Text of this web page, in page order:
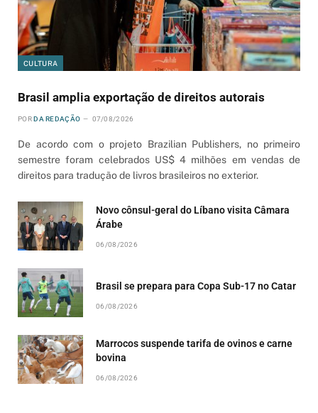
CULTURA
Brasil amplia exportação de direitos autorais
POR DA REDAÇÃO 07/08/2026
De acordo com o projeto Brazilian Publishers, no primeiro
semestre foram celebrados US$ 4 milhões em vendas de
direitos para tradução de livros brasileiros no exterior.
Novo cônsul-geral do Líbano visita Câmara
Árabe
06/08/2026
Brasil se prepara para Copa Sub-17 no Catar
06/08/2026
Marrocos suspende tarifa de ovinos e carne
bovina
06/08/2026